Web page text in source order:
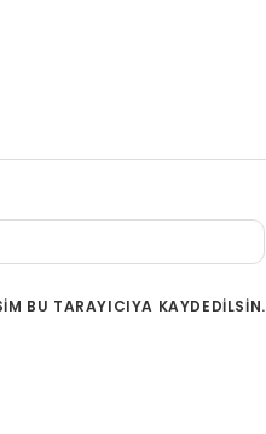
BU TARAYICIYA KAYDEDILSIN.